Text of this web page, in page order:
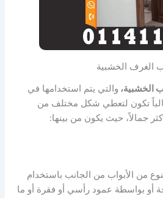
الغرف الخشبية
الخشبية، والتي يتم استخدامها في
تكون لتعطي شكل مختلف من
جمالاً، حيث يكون من بينها:
من الأبواب من الجانب باستخدام
أو بواسطة عمود رأسي أو فقرة أو ما